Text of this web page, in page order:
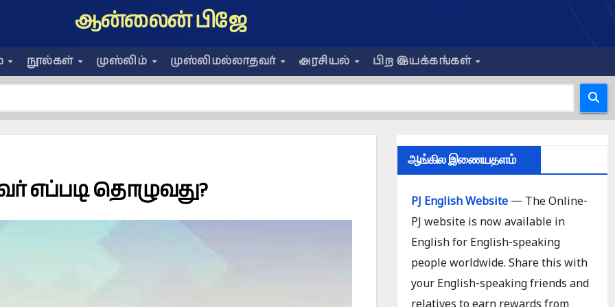
ஆன்லைன் பிஜே
நூல்கள் முஸ்லிம் முஸ்லிமல்லாதவர் அரசியல் பிற இயக்கங்கள்
எப்படி தொழுவது?
ஆங்கில இணையதளம்
PJ English Website— The Online-
PJ website is now available in
English for English-speaking
people worldwide. Share this with
your English-speaking friends and